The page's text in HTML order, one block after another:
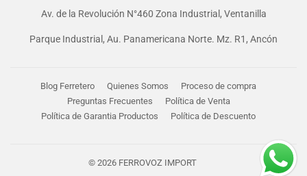
Av. de la Revolución N°460 Zona Industrial, Ventanilla
Parque Industrial, Au. Panamericana Norte. Mz. R1, Ancón
Blog Ferretero Quienes Somos
Proceso de compra
Preguntas Frecuentes
Política de Venta
Política de Garantia Productos
Política de Descuento
© 2026 FERROVOZ IMPORT